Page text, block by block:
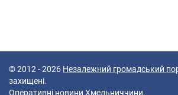
© 2012 - 2026 Незалежний громадський
захищені.
Оперативні новини Хмельниччини.